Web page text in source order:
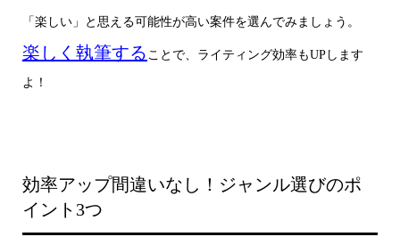
「楽しい」と思える可能性が高い案件を選んでみましょう。
楽しく執筆する ことで、ライティング効率もUPします
よ！
効率アップ間違いなし！ジャンル選びのポ
イント3つ